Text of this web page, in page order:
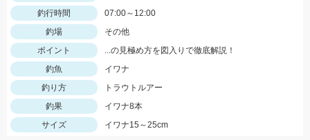
釣行時間
07:00～12:00
釣場
その他
ポイント
...の見極め方を図入りで徹底解説！
釣魚
イワナ
釣り方
トラウトルアー
釣果
イワナ8本
サイズ
イワナ15～25cm